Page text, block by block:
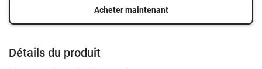
Acheter maintenant
Détails du produit